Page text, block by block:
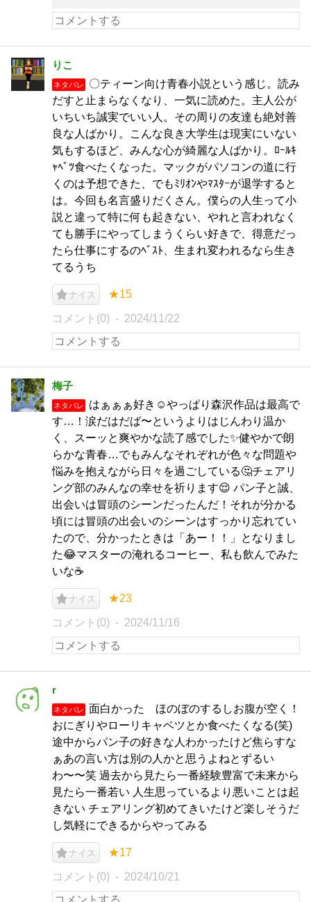
りこ
ネタバレ
〇ティーン向け青春小説という感じ。読み
だすと止まらなくなり、一気に読めた。主人公が
いちいち誠実でいい人。その周りの友達も絶対善
良な人ばかり。こんな良き大学生は現実にいない
気もするほど、みんな心が綺麗な人ばかり。ﾛｰﾙｷ
ｬﾍﾞﾂ食べたくなった。マックがパソコンの道に行
くのは予想できた、でもﾐﾘｵﾝやﾏｽﾀｰが退学すると
は。今回も名言盛りだくさん。僕らの人生って小
説と違って特に何も起きない、やれと言われなく
ても勝手にやってしまうくらい好きで、得意だっ
たら仕事にするのﾍﾞｽﾄ、生まれ変われるなら生き
てるうち
ナイス ★15
コメント(0) 2024/11/22
梅子
ネタバレ
はぁぁぁ好き☺️やっぱり森沢作品は最高で
す…！涙だはだば〜というよりはじんわり温か
く、スーッと爽やかな読了感でした✨健やかで朗
らかな青春…でもみんなそれぞれが色々な問題や
悩みを抱えながら日々を過ごしている🤔チェアリ
ング部のみんなの幸せを祈ります😌 パン子と誠、
出会いは冒頭のシーンだったんだ！それが分かる
頃には冒頭の出会いのシーンはすっかり忘れてい
たので、分かったときは「あー！！」となりまし
た😂マスターの淹れるコーヒー、私も飲んでみた
いな☕
ナイス ★23
コメント(0) 2024/11/16
r
ネタバレ
面白かった ほのぼのするしお腹が空く！
おにぎりやローリキャベツとか食べたくなる(笑)
途中からパン子の好きな人わかったけど焦らすな
ぁあの言い方は別の人かと思うよねとずるい
わ〜〜笑 過去から見たら一番経験豊富で未来から
見たら一番若い 人生思っているより悪いことは起
きない チェアリング初めてきいたけど楽しそうだ
し気軽にできるからやってみる
ナイス ★17
コメント(0) 2024/10/21